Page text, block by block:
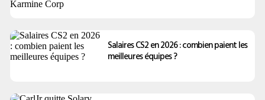
Salaires CS2 en 2026 : combien paient les
meilleures équipes ?